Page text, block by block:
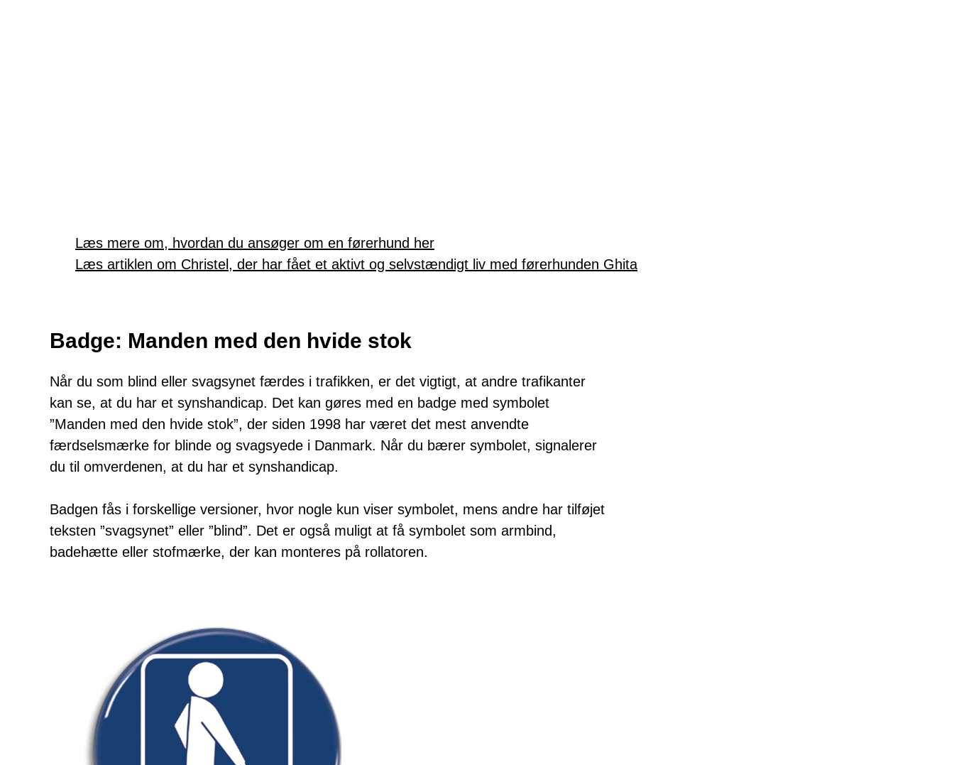
Læs mere om, hvordan du ansøger om en førerhund her
Læs artiklen om Christel, der har fået et aktivt og selvstændigt liv med førerhunden Ghita
Badge: Manden med den hvide stok
Når du som blind eller svagsynet færdes i trafikken, er det vigtigt, at andre trafikanter
kan se, at du har et synshandicap. Det kan gøres med en badge med symbolet
”Manden med den hvide stok”, der siden 1998 har været det mest anvendte
færdselsmærke for blinde og svagsyede i Danmark. Når du bærer symbolet, signalerer
du til omverdenen, at du har et synshandicap.
Badgen fås i forskellige versioner, hvor nogle kun viser symbolet, mens andre har tilføjet
teksten ”svagsynet” eller ”blind”. Det er også muligt at få symbolet som armbind,
badehætte eller stofmærke, der kan monteres på rollatoren.